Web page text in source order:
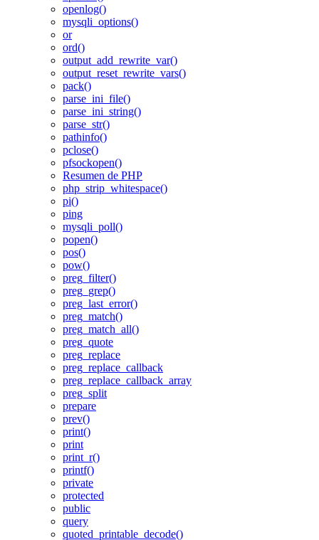
openlog()
mysqli_options()
or
ord()
output_add_rewrite_var()
output_reset_rewrite_vars()
pack()
parse_ini_file()
parse_ini_string()
parse_str()
pathinfo()
pclose()
pfsockopen()
Resumen de PHP
php_strip_whitespace()
pi()
ping
mysqli_poll()
popen()
pos()
pow()
preg_filter()
preg_grep()
preg_last_error()
preg_match()
preg_match_all()
preg_quote
preg_replace
preg_replace_callback
preg_replace_callback_array
preg_split
prepare
prev()
print()
print
print_r()
printf()
private
protected
public
query
quoted_printable_decode()